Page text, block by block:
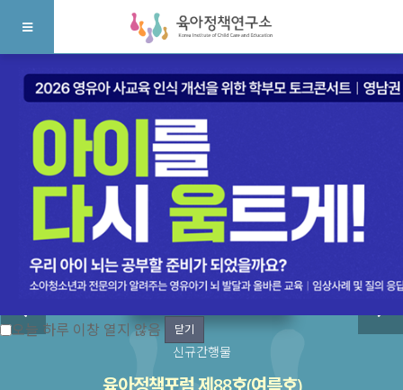
오늘 하루 이창 열지 않음 닫기
신규간행물
육아정책포럼 제88호(여름호)